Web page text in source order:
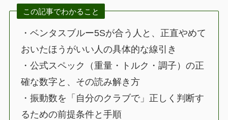
この記事でわかること
・ベンタスブルー5Sが合う人と、正直やめて
おいたほうがいい人の具体的な線引き
・公式スペック（重量・トルク・調子）の正
確な数字と、その読み解き方
・振動数を「自分のクラブで」正しく判断す
るための前提条件と手順